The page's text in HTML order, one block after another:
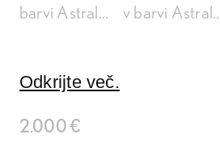
barvi Astral
v barvi Astral
Odkrijte več.
2.000 €